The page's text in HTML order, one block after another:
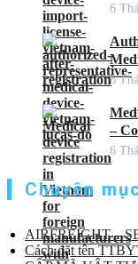
6
6
–
6
Chuyên
AIRFREIGHT –
Cách đặt tên